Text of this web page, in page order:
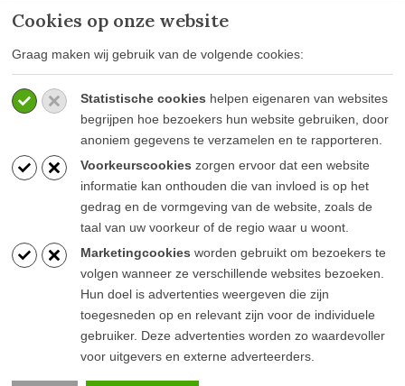
Cookies op onze website
Graag maken wij gebruik van de volgende cookies:
Statistische cookies helpen eigenaren van websites
begrijpen hoe bezoekers hun website gebruiken, door
anoniem gegevens te verzamelen en te rapporteren.
Voorkeurscookies zorgen ervoor dat een website
informatie kan onthouden die van invloed is op het
gedrag en de vormgeving van de website, zoals de
taal van uw voorkeur of de regio waar u woont.
Marketingcookies worden gebruikt om bezoekers te
volgen wanneer ze verschillende websites bezoeken.
Hun doel is advertenties weergeven die zijn
toegesneden op en relevant zijn voor de individuele
gebruiker. Deze advertenties worden zo waardevoller
voor uitgevers en externe adverteerders.
Retourbeleid
BETAALWIJZEN
BLIJF OP DE HOOGTE
© Goesten & Goesten |Kop Digitaal B.V.